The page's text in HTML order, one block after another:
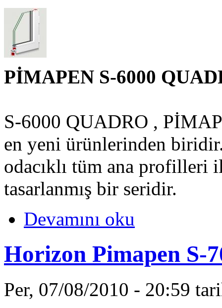
PİMAPEN S-6000
S-6000 QUADRO ,
en yeni ürünlerinden
odacıklı tüm ana profilleri
tasarlanmış bir seridir.
Devamını oku
Horizon Pimapen S-
Per, 07/08/2010 - 20:59